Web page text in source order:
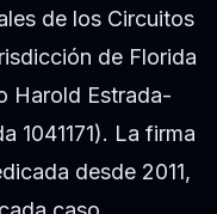
de los Circuitos
de Florida
Harold Estrada-
1041171). La firma
desde 2011,